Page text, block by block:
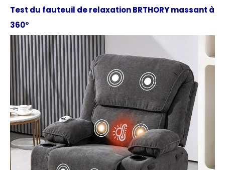
Test du fauteuil de relaxation BRTHORY massant à
360°